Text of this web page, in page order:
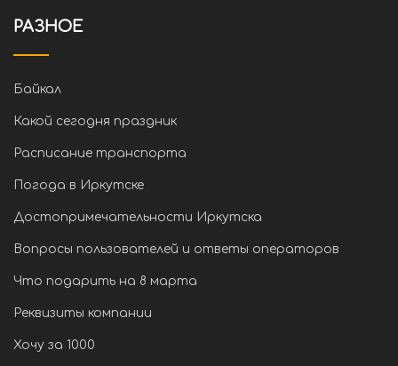
РАЗНОЕ
Байкал
Какой сегодня праздник
Расписание транспорта
Погода в Иркутске
Достопримечательности Иркутска
Вопросы пользователей и ответы операторов
Что подарить на 8 марта
Реквизиты компании
Хочу за 1000